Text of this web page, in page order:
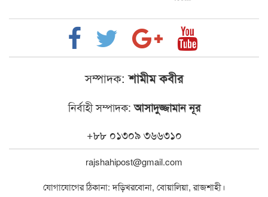
সম্পাদক: শামীম কবীর
নির্বাহী সম্পাদক:আসাদুজ্জামান নূর
+৮৮ ০১৩০৯ ৩৬৬৩১০
rajshahipost@gmail.com
যোগাযোগের ঠিকানা: দড়িখরবোনা, বোয়ালিয়া, রাজশাহী।